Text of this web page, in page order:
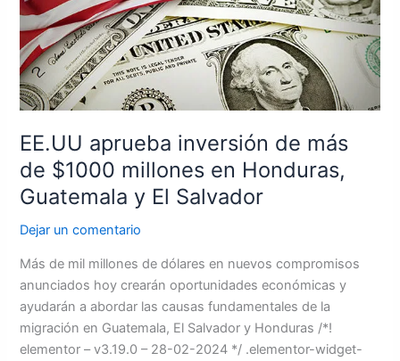
EE.UU aprueba inversión de más
de $1000 millones en Honduras,
Guatemala y El Salvador
Dejar un comentario
Más de mil millones de dólares en nuevos compromisos
anunciados hoy crearán oportunidades económicas y
ayudarán a abordar las causas fundamentales de la
migración en Guatemala, El Salvador y Honduras /*!
elementor – v3.19.0 – 28-02-2024 */ .elementor-widget-
$1000
millones
en
Honduras,
Guatemala
El
Salvador